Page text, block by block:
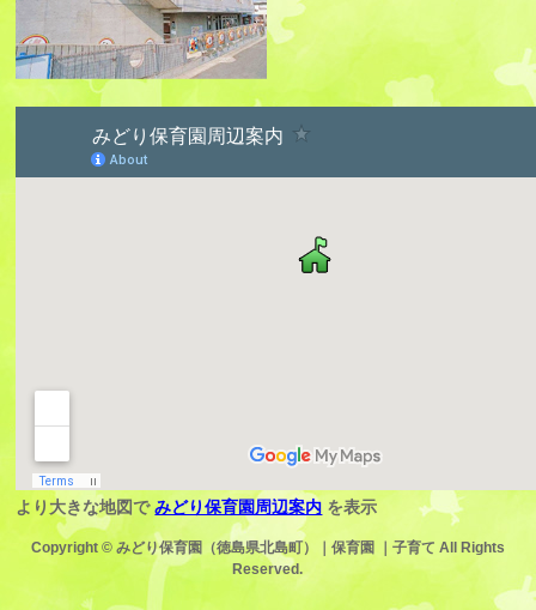
より大きな地図でみどり保育園周辺案内 を表示
Copyright © みどり保育園（徳島県北島町）｜保育園 ｜子育て All Rights
Reserved.